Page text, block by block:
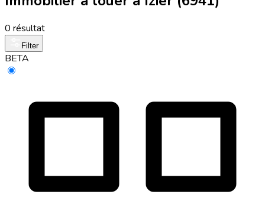
0 résultat
Filter
BETA